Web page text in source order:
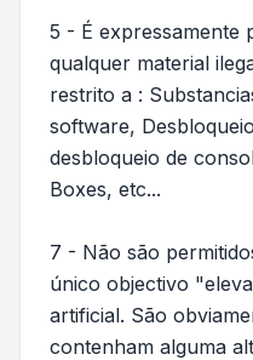
5 - É expressamente
qualquer material
restrito a :
software,
desbloqueio de
Boxes, etc...
7 - Não são
único objectivo
artificial. São
contenham alguma